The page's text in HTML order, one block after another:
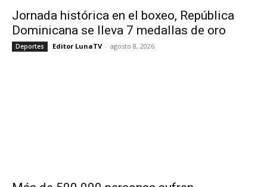
Jornada histórica en el boxeo, República
Dominicana se lleva 7 medallas de oro
Deportes Editor LunaTV - agosto 8, 2026